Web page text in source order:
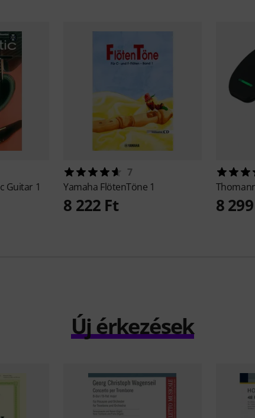
Guitar 1
7
Yamaha FlötenTöne 1
8 222 Ft 8
Új érkezések